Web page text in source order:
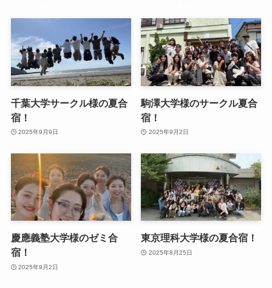
千葉大学サークル様の夏合
宿！
2025年9月9日
駒澤大学様のサークル夏合
宿！
2025年9月2日
慶應義塾大学様のゼミ合
宿！
2025年9月2日
東京理科大学様の夏合宿！
2025年8月25日